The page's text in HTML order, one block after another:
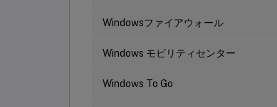
Windowsファイアウォール
Windows モビリティセンター
Windows To Go